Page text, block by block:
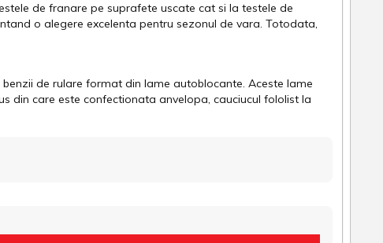
de franare pe suprafete uscate cat si la testele de
o alegere excelenta pentru sezonul de vara. Totodata,
de rulare format din lame autoblocante. Aceste lame
din care este confectionata anvelopa, cauciucul fololist la